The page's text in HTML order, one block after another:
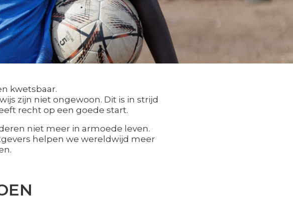
kwetsbaar.
zijn niet ongewoon. Dit is in strijd
recht op een goede start.
niet meer in armoede leven.
helpen we wereldwijd meer